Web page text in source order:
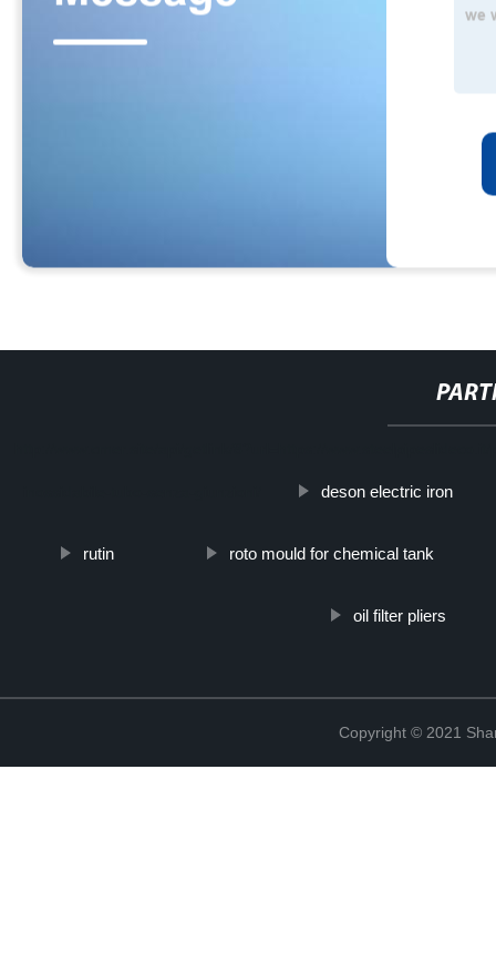
deson electric iron
rutin roto mould for chemical tank
oil filter pliers
Copyright © 2021